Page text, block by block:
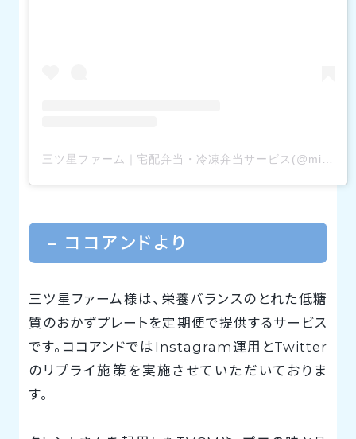
– ココアンドより
三ツ星ファーム様は、栄養バランスのとれた低糖
質のおかずプレートを定期便で提供するサービス
です。ココアンドではInstagram運用とTwitter
のリプライ施策を実施させていただいておりま
す。